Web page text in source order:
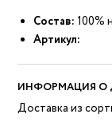
Состав: 100%
Артикул:
ИНФОРМАЦИЯ О
Доставка из